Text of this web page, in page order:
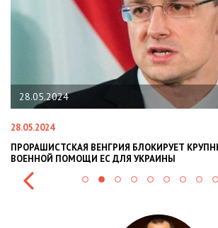
28.05.2024
28.05.2024
ПРОРАШИСТСКАЯ ВЕНГРИЯ БЛОКИРУЕТ
ВОЕННОЙ ПОМОЩИ ЕС ДЛЯ УКРАИНЫ